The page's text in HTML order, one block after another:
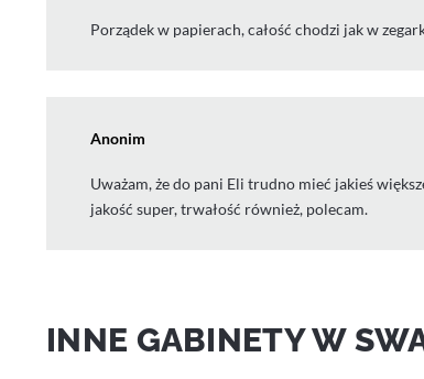
Porządek w papierach, całość chodzi jak w
Anonim
Uważam, że do pani Eli trudno mieć jakieś
jakość super, trwałość również, polecam.
INNE GABINETY W